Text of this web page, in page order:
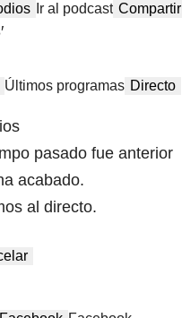
Ir al podcast Compartir
Últimos programas Directo
pasado fue anterior
acabado.
al directo.